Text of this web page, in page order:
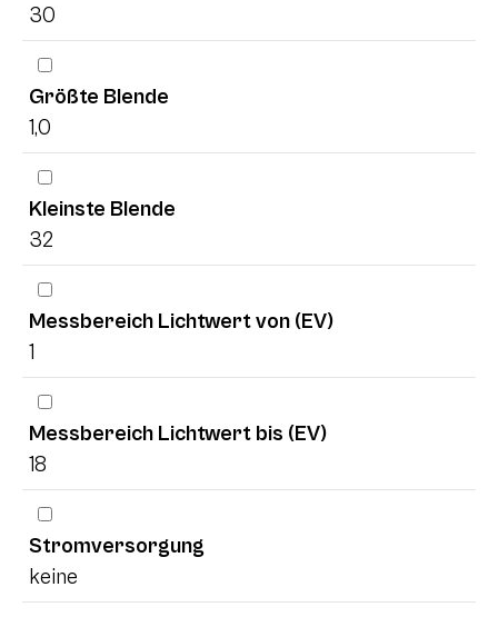
30
Größte Blende
1,0
Kleinste Blende
32
Messbereich Lichtwert von (EV)
1
Messbereich Lichtwert bis (EV)
18
Stromversorgung
keine